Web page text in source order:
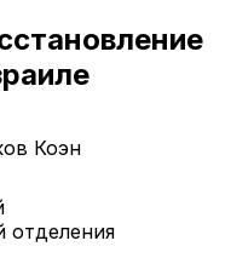
Коэн
отделения